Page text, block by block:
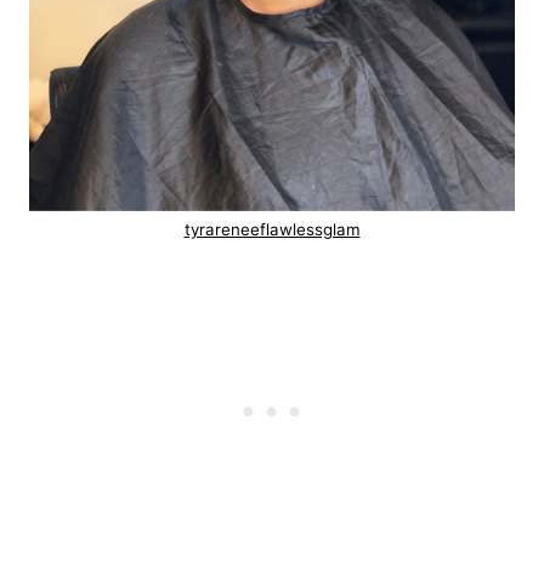
tyrareneeflawlessglam